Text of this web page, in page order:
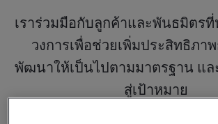
เราร่วมมือกับลูกค้าและพันธมิตร
วงการเพื่อช่วยเพิ่มประสิทธิภา
พัฒนาให้เป็นไปตามมาตรฐาน แล
สู่เป้าหมาย